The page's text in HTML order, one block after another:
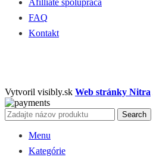
Afilliate spolupráca
FAQ
Kontakt
Vytvoril visibly.sk Web stránky Nitra
Search
Menu
Kategórie